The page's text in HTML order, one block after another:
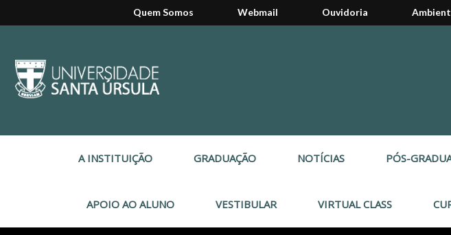
Quem Somos Webmail Ouvidoria
A INSTITUIÇÃO GRADUAÇÃO NOTÍCIAS PÓS-
APOIO AO ALUNO VESTIBULAR VIRTUAL CLASS